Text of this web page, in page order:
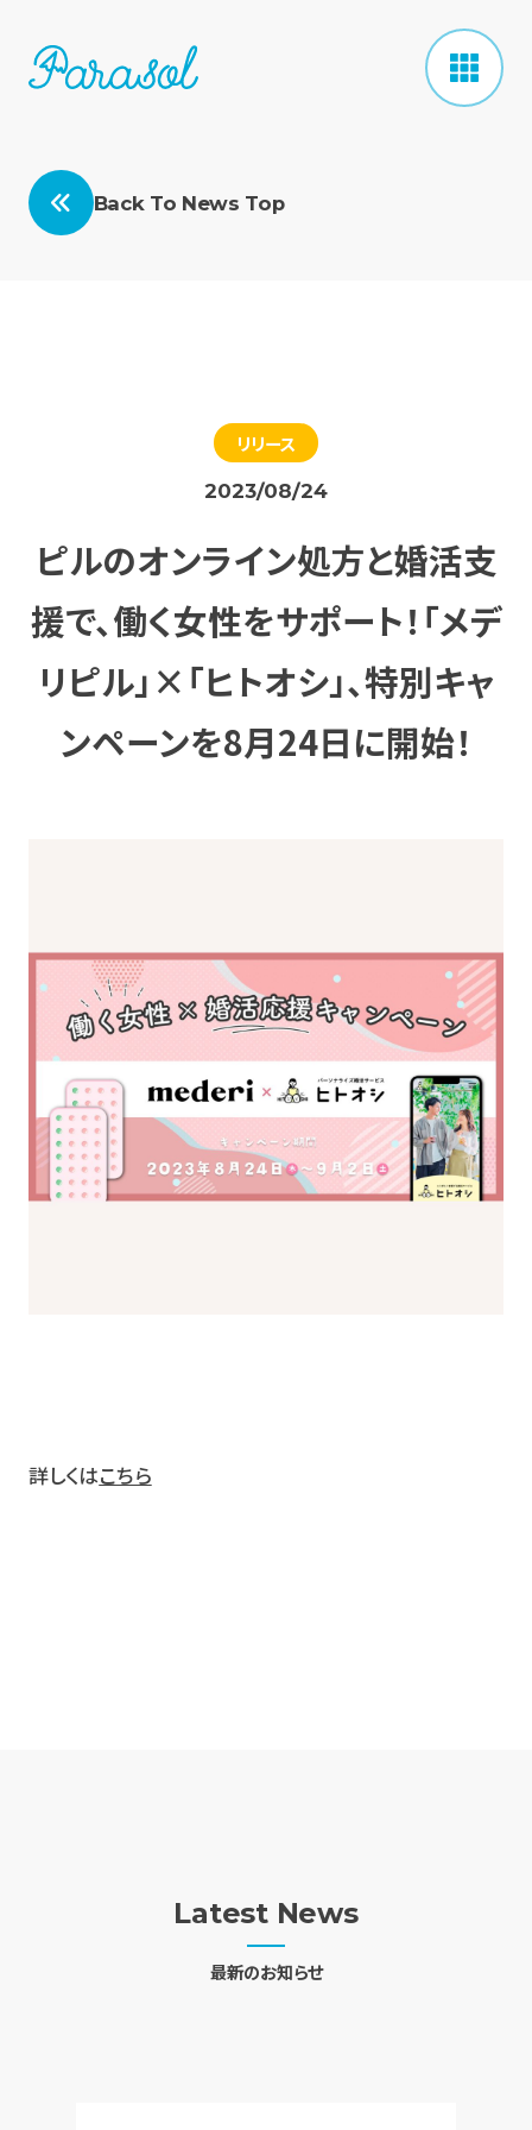
Back To News Top
リリース
2023/08/24
ピルのオンライン処方と婚活支
援で、働く女性をサポート！「メデ
リピル」×「ヒトオシ」、特別キャ
ンペーンを8月24日に開始！
詳しくはこちら
Latest News
最新のお知らせ